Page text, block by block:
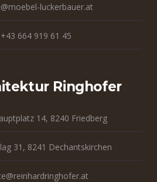
luckerbauer.at
+43 664 919 61 45
Ringhofer
14, 8240 Friedberg
31, 8241 Dechantskirchen